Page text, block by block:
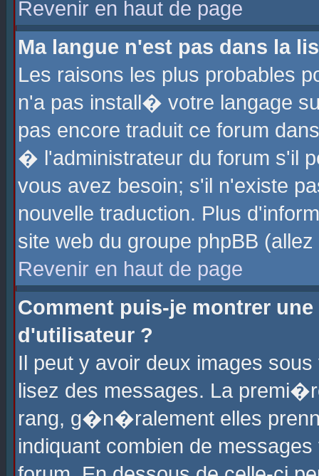
Revenir en haut de page
Ma langue n'est pas dans la
Les raisons les plus probables
n'a pas install� votre langage
pas encore traduit ce forum
� l'administrateur du forum s'il
vous avez besoin; s'il n'existe
nouvelle traduction. Plus
site web du groupe phpBB
Revenir en haut de page
Comment puis-je montrer
d'utilisateur ?
Il peut y avoir deux images
lisez des messages. La
rang, g�n�ralement elles
indiquant combien de